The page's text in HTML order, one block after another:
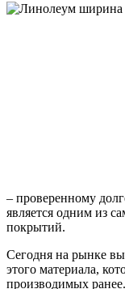
– проверенному
является одним из
покрытий.
Сегодня на рынке
этого материала,
производимых